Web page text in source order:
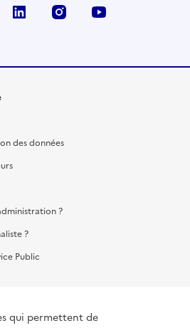
TikTok LinkedIn Instagram
des données
?
?
Public
qui permettent de